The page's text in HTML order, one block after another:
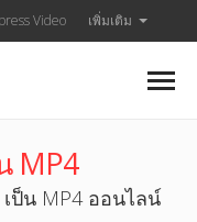
Video เพิ่มเติม
MP4
ป็น MP4 ออนไลน์